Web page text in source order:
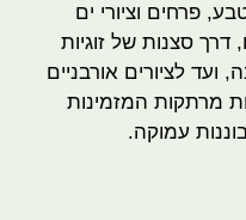
פרחים וציורי ים
דרך סצנות של זוגיות
ועד לציורים אורבניים
מרתקות המזמינות
עמוקה.